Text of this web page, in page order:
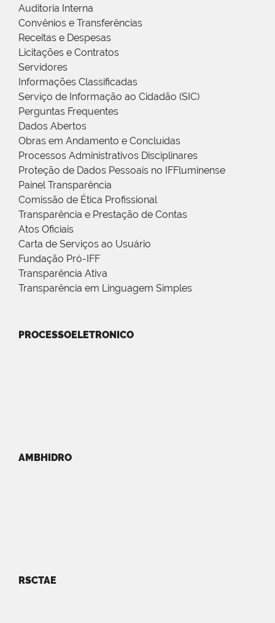
Auditoria Interna
Convênios e Transferências
Receitas e Despesas
Licitações e Contratos
Servidores
Informações Classificadas
Serviço de Informação ao Cidadão (SIC)
Perguntas Frequentes
Dados Abertos
Obras em Andamento e Concluídas
Processos Administrativos Disciplinares
Proteção de Dados Pessoais no IFFluminense
Painel Transparência
Comissão de Ética Profissional
Transparência e Prestação de Contas
Atos Oficiais
Carta de Serviços ao Usuário
Fundação Pró-IFF
Transparência Ativa
Transparência em Linguagem Simples
PROCESSOELETRONICO
AMBHIDRO
RSCTAE